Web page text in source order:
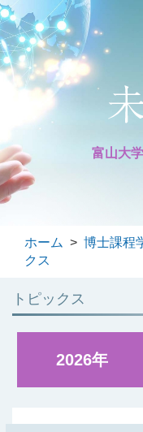
富山大
ホーム > 博士課程
クス
トピックス
2026年